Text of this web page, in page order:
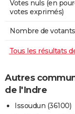
Votes nuls (en
votes exprimés)
Nombre de votants
Tous les résultats
Autres
de l'Indre
Issoudun (36100)